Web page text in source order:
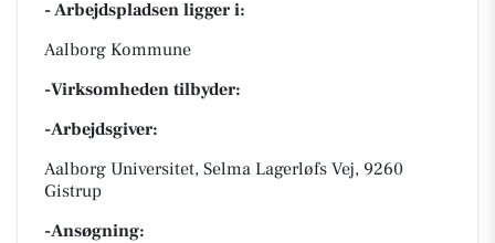
- Arbejdspladsen ligger i:
Aalborg Kommune
-Virksomheden tilbyder:
-Arbejdsgiver:
Aalborg Universitet, Selma Lagerløfs Vej, 9260
Gistrup
-Ansøgning: